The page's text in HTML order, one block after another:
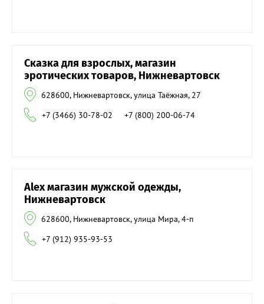
Сказка для взрослых, магазин
эротических товаров, Нижневартовск
628600, Нижневартовск, улица Таёжная, 27
+7 (3466) 30-78-02
+7 (800) 200-06-74
Alex магазин мужской одежды,
Нижневартовск
628600, Нижневартовск, улица Мира, 4-п
+7 (912) 935-93-53